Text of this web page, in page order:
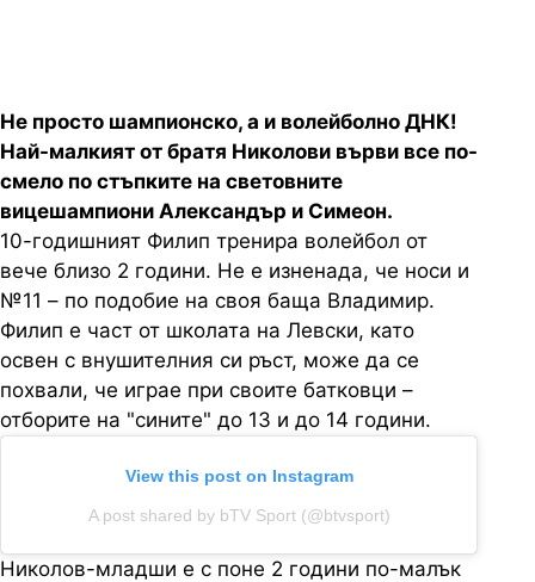
Не просто шампионско, а и волейболно ДНК!
Най-малкият от братя Николови върви все по-
смело по стъпките на световните
вицешампиони Александър и Симеон.
10-годишният Филип тренира волейбол от
вече близо 2 години. Не е изненада, че носи и
№11 – по подобие на своя баща Владимир.
Филип е част от школата на Левски, като
освен с внушителния си ръст, може да се
похвали, че играе при своите батковци –
отборите на "сините" до 13 и до 14 години.
View this post on Instagram
A post shared by bTV Sport (@btvsport)
Николов-младши е с поне 2 години по-малък